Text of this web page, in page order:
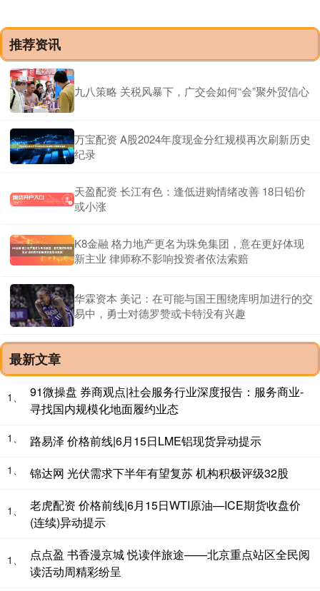
推荐资讯
九八策略 关税风暴下，广交会如何“会”聚外贸信心
万宝配资 A股2024年度现金分红规模再次刷新历史
纪录
天盈配资 长江有色：逢低进购情绪改善 18日铅价
或小涨
K8金融 格力地产更名为珠免集团，意在更好体现
新主业 律师称不影响投资者依法索赔
华霖资本 美记：在可能与国王围绕库明加进行的交
易中，勇士对德罗赞或卡特没有兴趣
最新文章
1、
91微操盘 券商观点|社会服务行业深度报告：服务商业-
寻找国内规模化地面履约业态
1、 路易泽 价格前线|6月15日LME铝现货异动提示
1、 锦达网 光伏需求下半年有望复苏 机构积极评级32股
1、
老虎配资 价格前线|6月15日WTI原油—ICE期货收盘价
(连续)异动提示
1、
点点盈 书香漫京城 悦读伴旅途——北京重点站区全民阅
读活动周精彩纷呈